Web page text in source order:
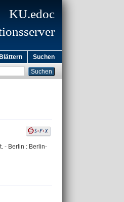
KU.edoc
Blättern Suchen
- Berlin : Berlin-